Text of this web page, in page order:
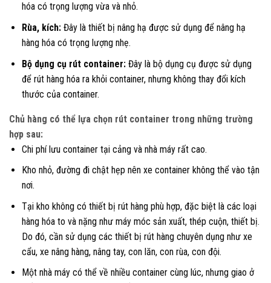
hóa có trọng lượng vừa và nhỏ.
Rùa, kích:Đây là thiết bị nâng hạ được sử dụng để nâng hạ
hàng hóa có trọng lượng nhẹ.
Bộ dụng cụ rút container:Đây là bộ dụng cụ được sử dụng
để rút hàng hóa ra khỏi container, nhưng không thay đổi kích
thước của container.
Chủ hàng có thể lựa chọn rút container trong những trường
hợp sau:
Chi phí lưu container tại cảng và nhà máy rất cao.
Kho nhỏ, đường đi chật hẹp nên xe container không thể vào tận
nơi.
Tại kho không có thiết bị rút hàng phù hợp, đặc biệt là các loại
hàng hóa to và nặng như máy móc sản xuất, thép cuộn, thiết bị.
Do đó, cần sử dụng các thiết bị rút hàng chuyên dụng như xe
cẩu, xe nâng hàng, nâng tay, con lăn, con rùa, con đội.
Một nhà máy có thể về nhiều container cùng lúc, nhưng giao ở